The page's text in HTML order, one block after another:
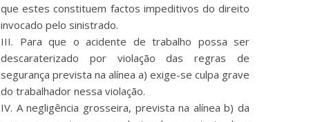
que estes constituem factos impeditivos do direito
invocado pelo sinistrado.
III. Para que o acidente de trabalho possa ser
descaraterizado por violação das regras de
segurança prevista na alínea a) exige-se culpa grave
do trabalhador nessa violação.
IV. A negligência grosseira, prevista na alínea b) da